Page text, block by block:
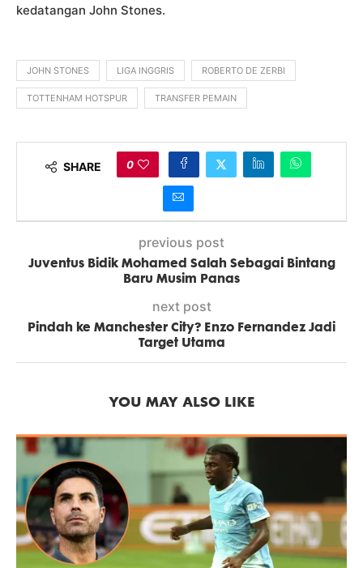
kedatangan John Stones.
JOHN STONES LIGA INGGRIS ROBERTO DE ZERBI
TOTTENHAM HOTSPUR TRANSFER PEMAIN
SHARE 0
previous post
Juventus Bidik Mohamed Salah Sebagai Bintang
Baru Musim Panas
next post
Pindah ke Manchester City? Enzo Fernandez Jadi
Target Utama
YOU MAY ALSO LIKE